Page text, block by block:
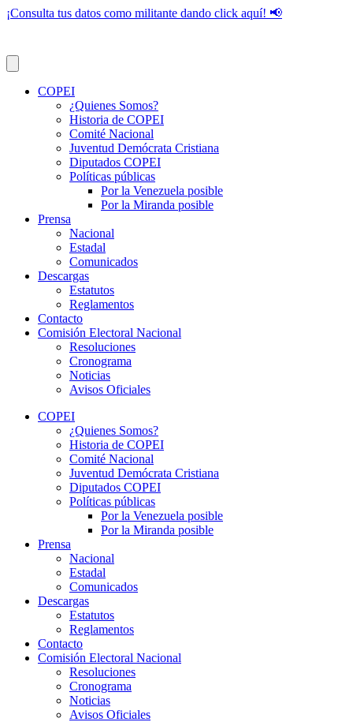
¡Consulta tus datos como militante dando click aquí! 📢
COPEI
¿Quienes Somos?
Historia de COPEI
Comité Nacional
Juventud Demócrata Cristiana
Diputados COPEI
Políticas públicas
Por la Venezuela posible
Por la Miranda posible
Prensa
Nacional
Estadal
Comunicados
Descargas
Estatutos
Reglamentos
Contacto
Comisión Electoral Nacional
Resoluciones
Cronograma
Noticias
Avisos Oficiales
COPEI
¿Quienes Somos?
Historia de COPEI
Comité Nacional
Juventud Demócrata Cristiana
Diputados COPEI
Políticas públicas
Por la Venezuela posible
Por la Miranda posible
Prensa
Nacional
Estadal
Comunicados
Descargas
Estatutos
Reglamentos
Contacto
Comisión Electoral Nacional
Resoluciones
Cronograma
Noticias
Avisos Oficiales